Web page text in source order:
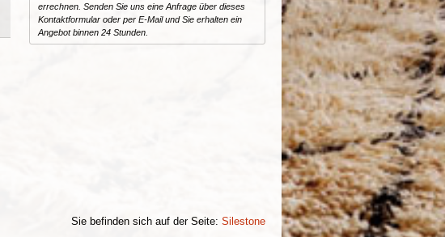
errechnen. Senden Sie uns eine Anfrage über dieses
Kontaktformular oder per E-Mail und Sie erhalten ein
Angebot binnen 24 Stunden.
Sie befinden sich auf der Seite: Silestone